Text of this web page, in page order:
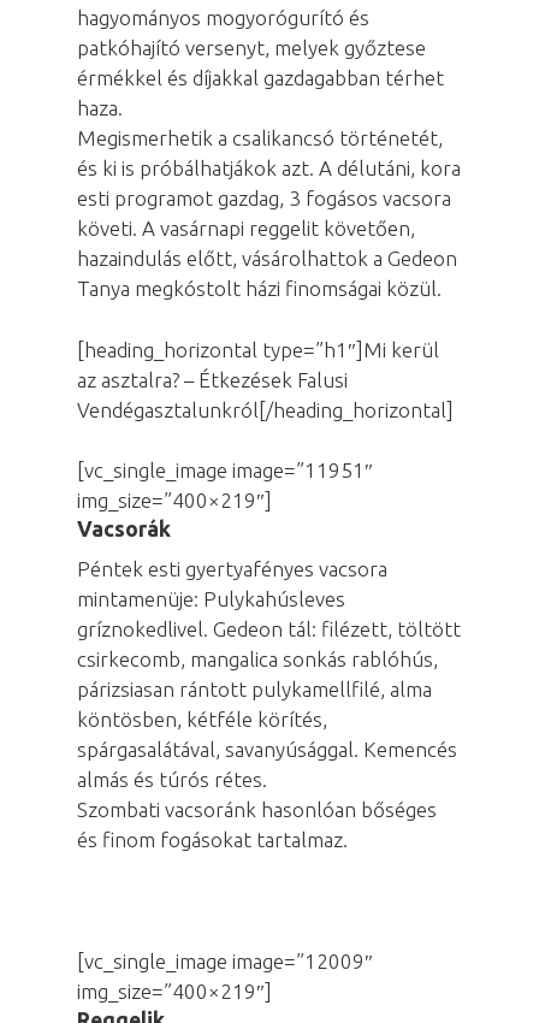
hagyományos mogyorógurító és
patkóhajító versenyt, melyek győztese
érmékkel és díjakkal gazdagabban térhet
haza.
Megismerhetik a csalikancsó történetét,
és ki is próbálhatjákok azt. A délutáni, kora
esti programot gazdag, 3 fogásos vacsora
követi. A vasárnapi reggelit követően,
hazaindulás előtt, vásárolhattok a Gedeon
Tanya megkóstolt házi finomságai közül.
[heading_horizontal type=”h1″]Mi kerül
az asztalra? – Étkezések Falusi
Vendégasztalunkról[/heading_horizontal]
[vc_single_image image=”11951″
img_size=”400×219″]
Vacsorák
Péntek esti gyertyafényes vacsora
mintamenüje: Pulykahúsleves
gríznokedlivel. Gedeon tál: filézett, töltött
csirkecomb, mangalica sonkás rablóhús,
párizsiasan rántott pulykamellfilé, alma
köntösben, kétféle körítés,
spárgasalátával, savanyúsággal. Kemencés
almás és túrós rétes.
Szombati vacsoránk hasonlóan bőséges
és finom fogásokat tartalmaz.
[vc_single_image image=”12009″
img_size=”400×219″]